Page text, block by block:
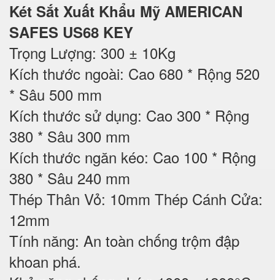
Két Sắt Xuất Khẩu Mỹ AMERICAN
SAFES US68 KEY
Trọng Lượng: 300 ± 10Kg
Kích thước ngoài: Cao 680 * Rộng 520
* Sâu 500 mm
Kích thước sử dụng: Cao 300 * Rộng
380 * Sâu 300 mm
Kích thước ngăn kéo: Cao 100 * Rộng
380 * Sâu 240 mm
Thép Thân Vỏ: 10mm Thép Cánh Cửa:
12mm
Tính năng: An toàn chống trộm đập
khoan phá.